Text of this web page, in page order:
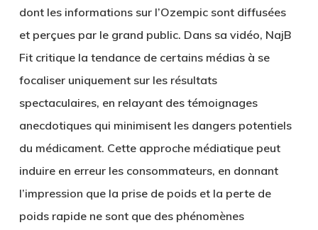
dont les informations sur l’Ozempic sont diffusées
et perçues par le grand public. Dans sa vidéo, NajB
Fit critique la tendance de certains médias à se
focaliser uniquement sur les résultats
spectaculaires, en relayant des témoignages
anecdotiques qui minimisent les dangers potentiels
du médicament. Cette approche médiatique peut
induire en erreur les consommateurs, en donnant
l’impression que la prise de poids et la perte de
poids rapide ne sont que des phénomènes